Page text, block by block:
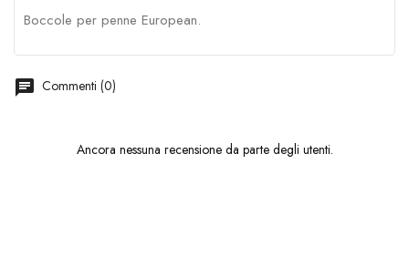
Boccole per penne European.
chat Commenti (0)
Ancora nessuna recensione da parte degli utenti.